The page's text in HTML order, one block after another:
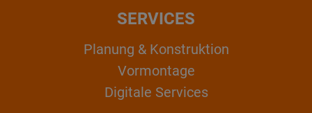
SERVICES
Planung & Konstruktion
Vormontage
Digitale Services